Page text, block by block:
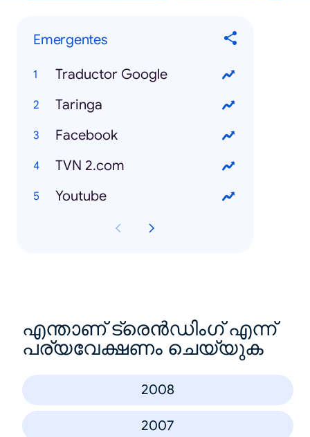
Emergentes
Traductor Google
Taringa
Facebook
TVN 2.com
Youtube
എന്താണ് ട്രെൻഡിംഗ് എന്ന്
പര്യവേക്ഷണം ചെയ്യുക
2008
2007